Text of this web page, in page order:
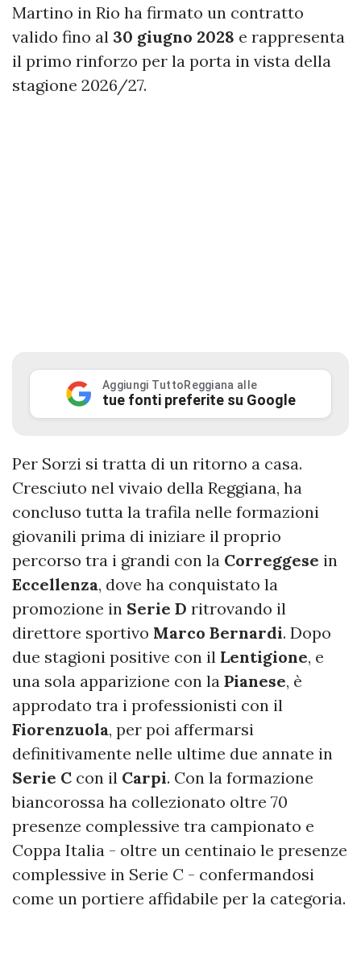
Martino in Rio ha firmato un contratto
valido fino al 30 giugno 2028 e rappresenta
il primo rinforzo per la porta in vista della
stagione 2026/27.
Aggiungi TuttoReggiana alle
tue fonti preferite su Google
Per Sorzi si tratta di un ritorno a casa.
Cresciuto nel vivaio della Reggiana, ha
concluso tutta la trafila nelle formazioni
giovanili prima di iniziare il proprio
percorso tra i grandi con la Correggese in
Eccellenza, dove ha conquistato la
promozione in Serie D ritrovando il
direttore sportivo Marco Bernardi. Dopo
due stagioni positive con il Lentigione, e
una sola apparizione con la Pianese, è
approdato tra i professionisti con il
Fiorenzuola, per poi affermarsi
definitivamente nelle ultime due annate in
Serie C con il Carpi. Con la formazione
biancorossa ha collezionato oltre 70
presenze complessive tra campionato e
Coppa Italia - oltre un centinaio le presenze
complessive in Serie C - confermandosi
come un portiere affidabile per la categoria.